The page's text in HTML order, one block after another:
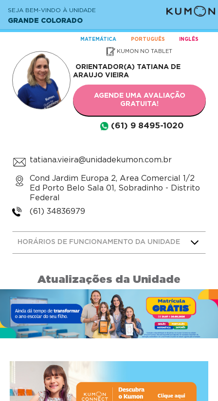
SEJA BEM-VINDO À UNIDADE
GRANDE COLORADO
MATEMÁTICA PORTUGUÊS INGLÊS
KUMON NO TABLET
ORIENTADOR(A) TATIANA DE
ARAUJO VIEIRA
AGENDE UMA AVALIAÇÃO
GRATUITA!
(61) 9 8495-1020
tatiana.vieira@unidadekumon.com.br
Cond Jardim Europa 2, Area Comercial 1/2
Ed Porto Belo Sala 01, Sobradinho - Distrito
Federal
(61) 34836979
HORÁRIOS DE FUNCIONAMENTO DA UNIDADE
Atualizações da Unidade